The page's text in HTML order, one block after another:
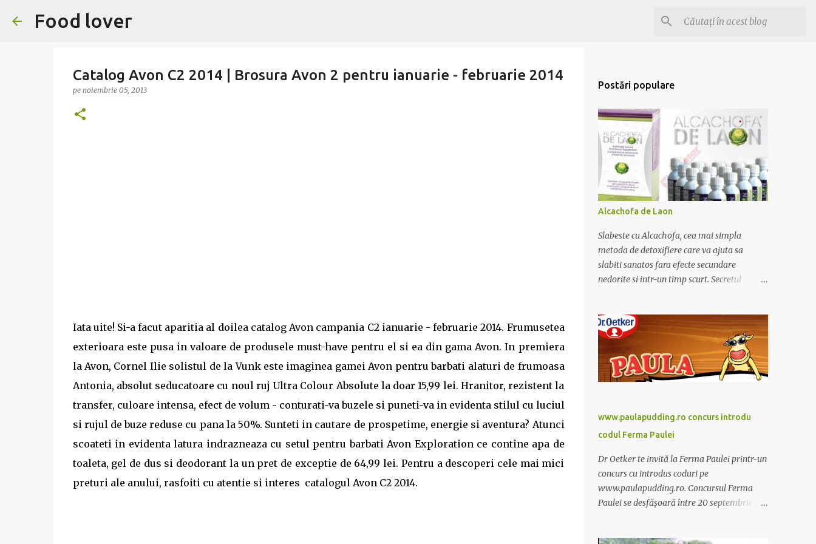
Food lover
Catalog Avon C2 2014 | Brosura Avon 2 pentru ianuarie - februarie 2014
pe noiembrie 05, 2013
Iata uite! Si-a facut aparitia al doilea catalog Avon campania C2 ianuarie - februarie 2014. Frumusetea
exterioara este pusa in valoare de produsele must-have pentru el si ea din gama Avon. In premiera
la Avon, Cornel Ilie solistul de la Vunk este imaginea gamei Avon pentru barbati alaturi de frumoasa
Antonia, absolut seducatoare cu noul ruj Ultra Colour Absolute la doar 15,99 lei. Hranitor, rezistent la
transfer, culoare intensa, efect de volum - conturati-va buzele si puneti-va in evidenta stilul cu luciul
si rujul de buze reduse cu pana la 50%. Sunteti in cautare de prospetime, energie si aventura? Atunci
scoateti in evidenta latura indrazneaza cu setul pentru barbati Avon Exploration ce contine apa de
toaleta, gel de dus si deodorant la un pret de exceptie de 64,99 lei. Pentru a descoperi cele mai mici
preturi ale anului, rasfoiti cu atentie si interes catalogul Avon C2 2014.
Postări populare
Alcachofa de Laon
Slabeste cu Alcachofa, cea mai simpla
metoda de detoxifiere care va ajuta sa
slabiti sanatos fara efecte secundare
nedorite si intr-un timp scurt. Secretul
trebuie sa folositi o dieta anume iar
Alcachofa se administreaza usor, cate o
sticluta pe zi. Cutia de Alcachofa contine 14
sticlute. Pret 189 lei.
www.paulapudding.ro concurs introdu
codul Ferma Paulei
Dr Oetker te invită la Ferma Paulei printr-un
concurs cu introdus coduri pe
www.paulapudding.ro. Concursul Ferma
Paulei se desfășoară între 20 septembrie -